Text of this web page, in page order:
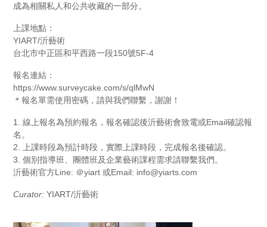
成為相關私人和公共收藏的一部分。
上課地點：
YIART/沂藝術
台北市中正區和平西路一段150號5F-4
報名連結：
https://www.surveycake.com/s/qlMwN
＊報名單需使用密碼，請與我們聯繫，謝謝！
1. 線上報名為預約報名，報名確認後沂藝術會致電或Email確認報
名。
2. 上課時段為預計時段，實際上課時段，完成報名後確認。
3. 個別指導班、團體班及企業藝術課程需求請聯繫我們。
沂藝術官方Line: ＠yiart 或Email: info@yiarts.com
Curator: YIART/沂藝術